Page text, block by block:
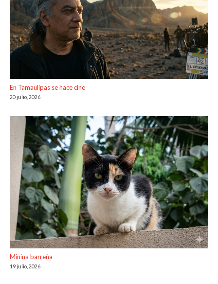
En Tamaulipas se hace cine
20 julio, 2026
Minina barreña
19 julio, 2026